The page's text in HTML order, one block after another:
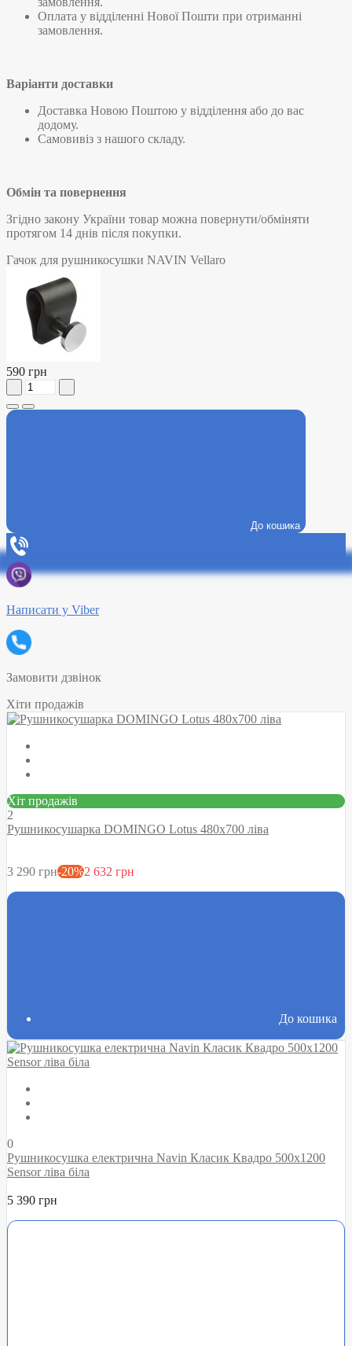
Оплата у відділенні Нової Пошти при отриманні
замовлення.
Варіанти доставки
Доставка Новою Поштою у відділення або до вас
додому.
Самовивіз з нашого складу.
Обмін та повернення
Згідно закону України товар можна повернути/обміняти
протягом 14 днів після покупки.
Гачок для рушникосушки NAVIN Vellaro
590 грн
До кошика
Написати у Viber
Замовити дзвінок
Хіти продажів
Хіт продажів
2
Рушникосушарка DOMINGO Lotus 480х700 ліва
3 290 грн-20%2 632 грн
До кошика
0
Рушникосушка електрична Navin Класик Квадро 500х1200
Sensor ліва біла
5 390 грн